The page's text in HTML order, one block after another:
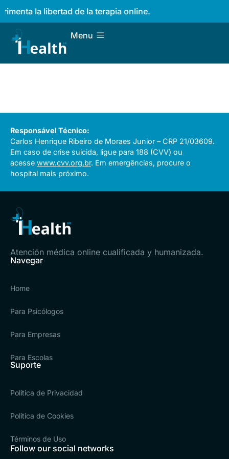
la libertad de la terapia online.
Menu
Responsável Técnico:
Carlos Henrique Ribeiro de Moraes Junior – CRP 21/03609.
Em caso de crise suicida, ligue para 188 (CVV) ou
acesse www.cvv.org.br. Em emergências, procure o
hospital mais próximo.
Atención médica online cualificada y humanizada.
Navegar
Home
Para Psicólogos
Para Empresas
Para Escolas
Suporte
Política de Privacidad
Política de Cookies
Términos de Uso
Follow our social networks